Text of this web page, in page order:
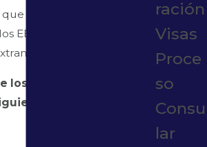
estos miembros de la
EE.UU. con una visa o que
EE.UU. pueden
ración
Visas
Proce
so
Consu
lar